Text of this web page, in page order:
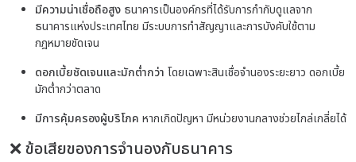
มีความน่าเชื่อถือสูง ธนาคารเป็นองค์กรที่ได้รับการกำกับดูแลจาก
ธนาคารแห่งประเทศไทย มีระบบการทำสัญญาและการบังคับใช้ตาม
กฎหมายชัดเจน
ดอกเบี้ยชัดเจนและมักต่ำกว่า โดยเฉพาะสินเชื่อจำนองระยะยาว ดอกเบี้ย
มักต่ำกว่าตลาด
มีการคุ้มครองผู้บริโภค หากเกิดปัญหา มีหน่วยงานกลางช่วยไกล่เกลี่ยได้
❌ ข้อเสียของการจำนองกับธนาคาร